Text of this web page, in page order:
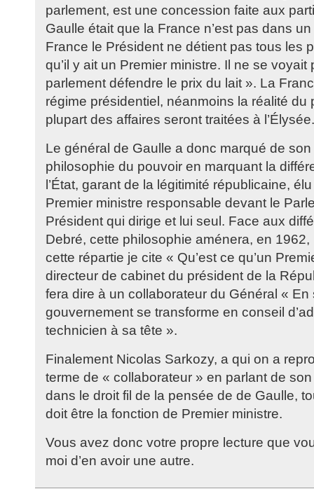
parlement, est une concession faite aux
Gaulle était que la France n’est pas dans
France le Président ne détient pas tous les
qu’il y ait un Premier ministre. Il ne se voyait
parlement défendre le prix du lait ». La
régime présidentiel, néanmoins la réalité du
plupart des affaires seront traitées à l’Élysée.
Le général de Gaulle a donc marqué de
philosophie du pouvoir en marquant la
l’État, garant de la légitimité républicaine,
Premier ministre responsable devant le
Président qui dirige et lui seul. Face aux
Debré, cette philosophie aménera, en
cette répartie je cite « Qu’est ce qu’un
directeur de cabinet du président de la
fera dire à un collaborateur du Général « En
gouvernement se transforme en conseil
technicien à sa tête ».
Finalement Nicolas Sarkozy, a qui on a
terme de « collaborateur » en parlant de
dans le droit fil de la pensée de de Gaulle,
doit être la fonction de Premier ministre.
Vous avez donc votre propre lecture que
moi d’en avoir une autre.